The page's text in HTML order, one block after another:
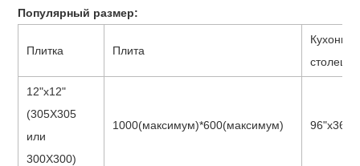
Популярный размер:
Плитка Плита
Кухонная
12"х12"
(305X305
или
300X300)
1000(максимум)*600(максимум) 96"х36"